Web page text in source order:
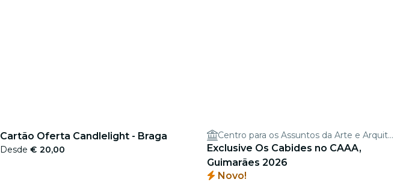
Cartão Oferta Candlelight - Braga
Desde € 20,00
Centro para os Assuntos da Arte e Arquitectura
Exclusive Os Cabides no CAAA,
Guimarães 2026
Novo!